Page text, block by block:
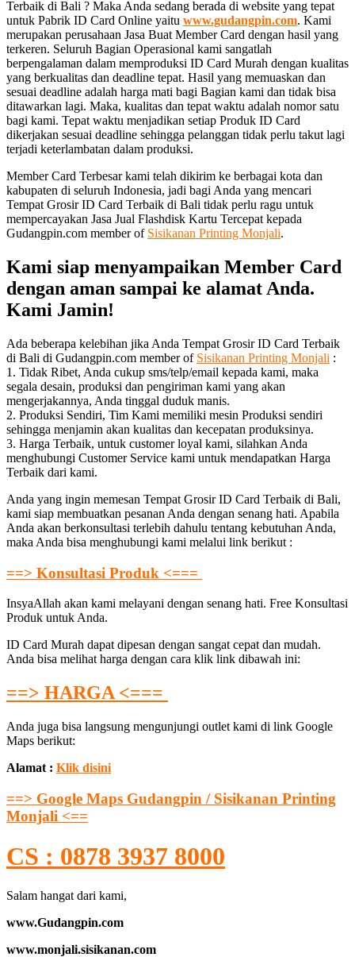
Terbaik di Bali ? Maka Anda sedang berada di website yang tepat
untuk Pabrik ID Card Online yaitu www.gudangpin.com. Kami
merupakan perusahaan Jasa Buat Member Card dengan hasil yang
terkeren. Seluruh Bagian Operasional kami sangatlah
berpengalaman dalam memproduksi ID Card Murah dengan kualitas
yang berkualitas dan deadline tepat. Hasil yang memuaskan dan
sesuai deadline adalah harga mati bagi Bagian kami dan tidak bisa
ditawarkan lagi. Maka, kualitas dan tepat waktu adalah nomor satu
bagi kami. Tepat waktu menjadikan setiap Produk ID Card
dikerjakan sesuai deadline sehingga pelanggan tidak perlu takut lagi
terjadi keterlambatan dalam produksi.
Member Card Terbesar kami telah dikirim ke berbagai kota dan
kabupaten di seluruh Indonesia, jadi bagi Anda yang mencari
Tempat Grosir ID Card Terbaik di Bali tidak perlu ragu untuk
mempercayakan Jasa Jual Flashdisk Kartu Tercepat kepada
Gudangpin.com member of Sisikanan Printing Monjali.
Kami siap menyampaikan Member Card
dengan aman sampai ke alamat Anda.
Kami Jamin!
Ada beberapa kelebihan jika Anda Tempat Grosir ID Card Terbaik
di Bali di Gudangpin.com member of Sisikanan Printing Monjali :
1. Tidak Ribet, Anda cukup sms/telp/email kepada kami, maka
segala desain, produksi dan pengiriman kami yang akan
mengerjakannya, Anda tinggal duduk manis.
2. Produksi Sendiri, Tim Kami memiliki mesin Produksi sendiri
sehingga menjamin akan kualitas dan kecepatan produksinya.
3. Harga Terbaik, untuk customer loyal kami, silahkan Anda
menghubungi Customer Service kami untuk mendapatkan Harga
Terbaik dari kami.
Anda yang ingin memesan Tempat Grosir ID Card Terbaik di Bali,
kami siap membuatkan pesanan Anda dengan senang hati. Apabila
Anda akan berkonsultasi terlebih dahulu tentang kebutuhan Anda,
maka Anda bisa menghubungi kami melalui link berikut :
==> Konsultasi Produk <===
InsyaAllah akan kami melayani dengan senang hati. Free Konsultasi
Produk untuk Anda.
ID Card Murah dapat dipesan dengan sangat cepat dan mudah.
Anda bisa melihat harga dengan cara klik link dibawah ini:
==> HARGA <===
Anda juga bisa langsung mengunjungi outlet kami di link Google
Maps berikut:
Alamat : Klik disini
==> Google Maps Gudangpin / Sisikanan Printing
Monjali <==
CS : 0878 3937 8000
Salam hangat dari kami,
www.Gudangpin.com
www.monjali.sisikanan.com